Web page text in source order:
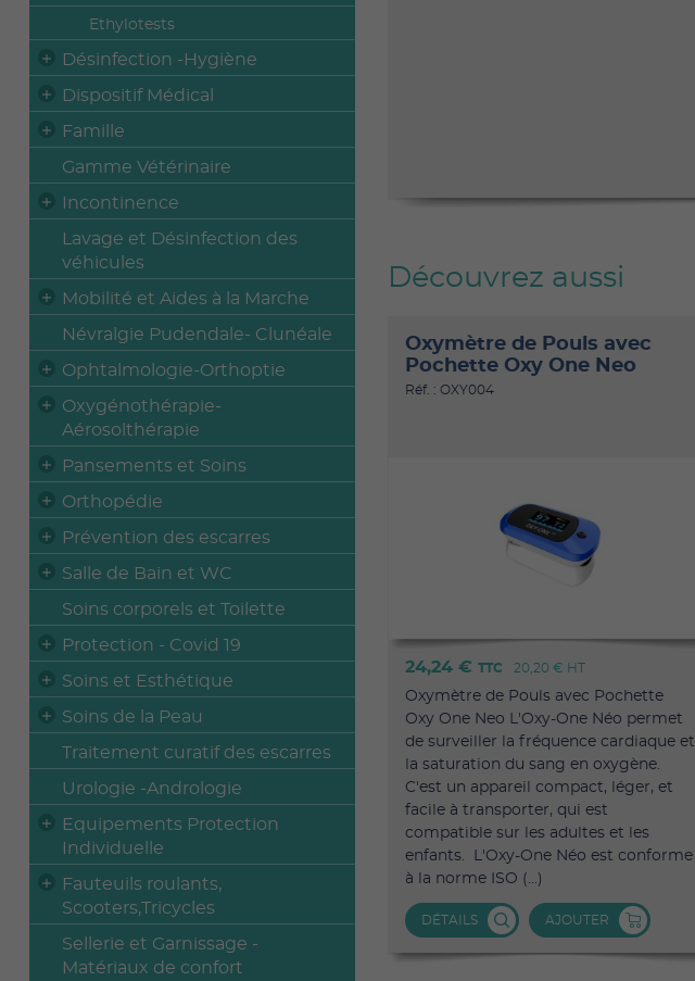
Ethylotests
Désinfection -Hygiène
Dispositif Médical
Famille
Gamme Vétérinaire
Incontinence
Lavage et Désinfection des
véhicules
Mobilité et Aides à la Marche
Névralgie Pudendale- Clunéale
Ophtalmologie-Orthoptie
Oxygénothérapie-
Aérosolthérapie
Pansements et Soins
Orthopédie
Prévention des escarres
Salle de Bain et WC
Soins corporels et Toilette
Protection - Covid 19
Soins et Esthétique
Soins de la Peau
Traitement curatif des escarres
Urologie -Andrologie
Equipements Protection
Individuelle
Fauteuils roulants,
Scooters,Tricycles
Sellerie et Garnissage -
Matériaux de confort
Découvrez aussi
Oxymètre de Pouls avec
Pochette Oxy One Neo
Réf. : OXY004
24,24 € TTC 20,20 € HT
Oxymètre de Pouls avec Pochette
Oxy One Neo L'Oxy-One Néo permet
de surveiller la fréquence cardiaque et
la saturation du sang en oxygène.
C'est un appareil compact, léger, et
facile à transporter, qui est
compatible sur les adultes et les
enfants. L'Oxy-One Néo est conforme
à la norme ISO (...)
DÉTAILS AJOUTER